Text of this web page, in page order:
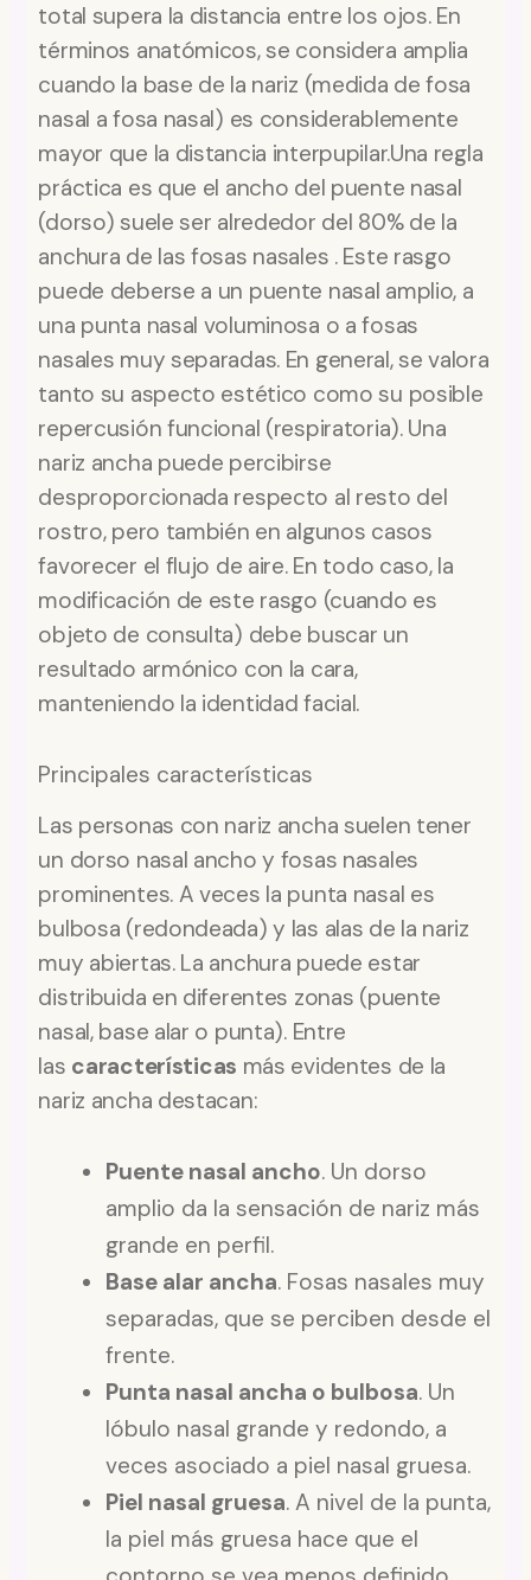
total supera la distancia entre los ojos. En
términos anatómicos, se considera amplia
cuando la base de la nariz (medida de fosa
nasal a fosa nasal) es considerablemente
mayor que la distancia interpupilar.Una regla
práctica es que el ancho del puente nasal
(dorso) suele ser alrededor del 80% de la
anchura de las fosas nasales . Este rasgo
puede deberse a un puente nasal amplio, a
una punta nasal voluminosa o a fosas
nasales muy separadas. En general, se valora
tanto su aspecto estético como su posible
repercusión funcional (respiratoria). Una
nariz ancha puede percibirse
desproporcionada respecto al resto del
rostro, pero también en algunos casos
favorecer el flujo de aire. En todo caso, la
modificación de este rasgo (cuando es
objeto de consulta) debe buscar un
resultado armónico con la cara,
manteniendo la identidad facial.
Principales características
Las personas con nariz ancha suelen tener
un dorso nasal ancho y fosas nasales
prominentes. A veces la punta nasal es
bulbosa (redondeada) y las alas de la nariz
muy abiertas. La anchura puede estar
distribuida en diferentes zonas (puente
nasal, base alar o punta). Entre
las características más evidentes de la
nariz ancha destacan:
Puente nasal ancho. Un dorso
amplio da la sensación de nariz más
grande en perfil.
Base alar ancha. Fosas nasales muy
separadas, que se perciben desde el
frente.
Punta nasal ancha o bulbosa. Un
lóbulo nasal grande y redondo, a
veces asociado a piel nasal gruesa.
Piel nasal gruesa. A nivel de la punta,
la piel más gruesa hace que el